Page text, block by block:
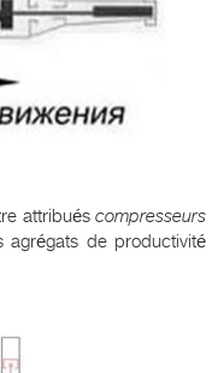
attribués compresseurs
agrégats de productivité